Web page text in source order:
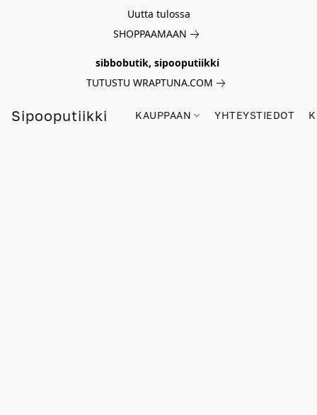
Uutta tulossa
SHOPPAAMAAN
sibbobutik, sipooputiikki
TUTUSTU WRAPTUNA.COM
Sipooputiikki KAUPPAAN YHTEYSTIEDOT